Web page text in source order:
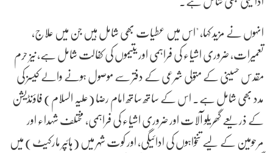
انہوں نے مزید کہا، "اس میں عطیات بھی شامل ہیں جن میں علاج،
تعمیرات، ضروری اشیاء کی فراہمی اور یتیموں کی کفالت شامل ہے، نیز حرم
مقدس حسینی کے متولی شرعی کے دفتر سے موصول ہونے والے کیسز کی
مدد بھی شامل ہے۔ اس کے ساتھ ساتھ امام رضا (علیہ السلام) فاؤنڈیشن
کے ذریعے گھریلو آلات اور ضروری اشیاء کی فراہمی، مختلف شہداء اور
مرحومین کے لیے تنخواہوں کی ادائیگی، اور کوت شہر میں (ہائپر مارکیٹ) میں